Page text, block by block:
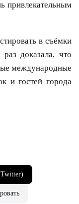
привлекательным
в съёмки
доказала, что
международные
и гостей города